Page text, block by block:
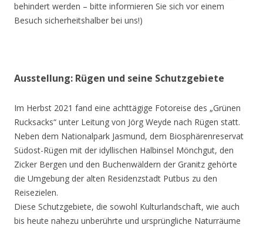
behindert werden – bitte informieren Sie sich vor einem
Besuch sicherheitshalber bei uns!)
Ausstellung: Rügen und seine Schutzgebiete
Im Herbst 2021 fand eine achttägige Fotoreise des „Grünen
Rucksacks“ unter Leitung von Jörg Weyde nach Rügen statt.
Neben dem Nationalpark Jasmund, dem Biosphärenreservat
Südost-Rügen mit der idyllischen Halbinsel Mönchgut, den
Zicker Bergen und den Buchenwäldern der Granitz gehörte
die Umgebung der alten Residenzstadt Putbus zu den
Reisezielen.
Diese Schutzgebiete, die sowohl Kulturlandschaft, wie auch
bis heute nahezu unberührte und ursprüngliche Naturräume